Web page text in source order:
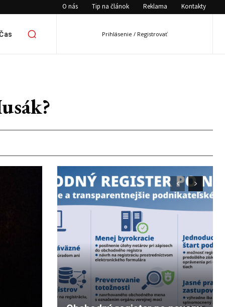
O nás Tip na článok Reklama Kontakty
Prihlásenie / Registrovať